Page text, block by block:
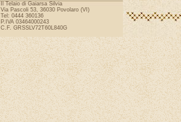
Il Telaio di Gaiarsa Silvia
Via Pascoli 53, 36030 Povolaro (VI)
Tel: 0444 360136
P.IVA 03464000243
C.F. GRSSLV72T60L840G